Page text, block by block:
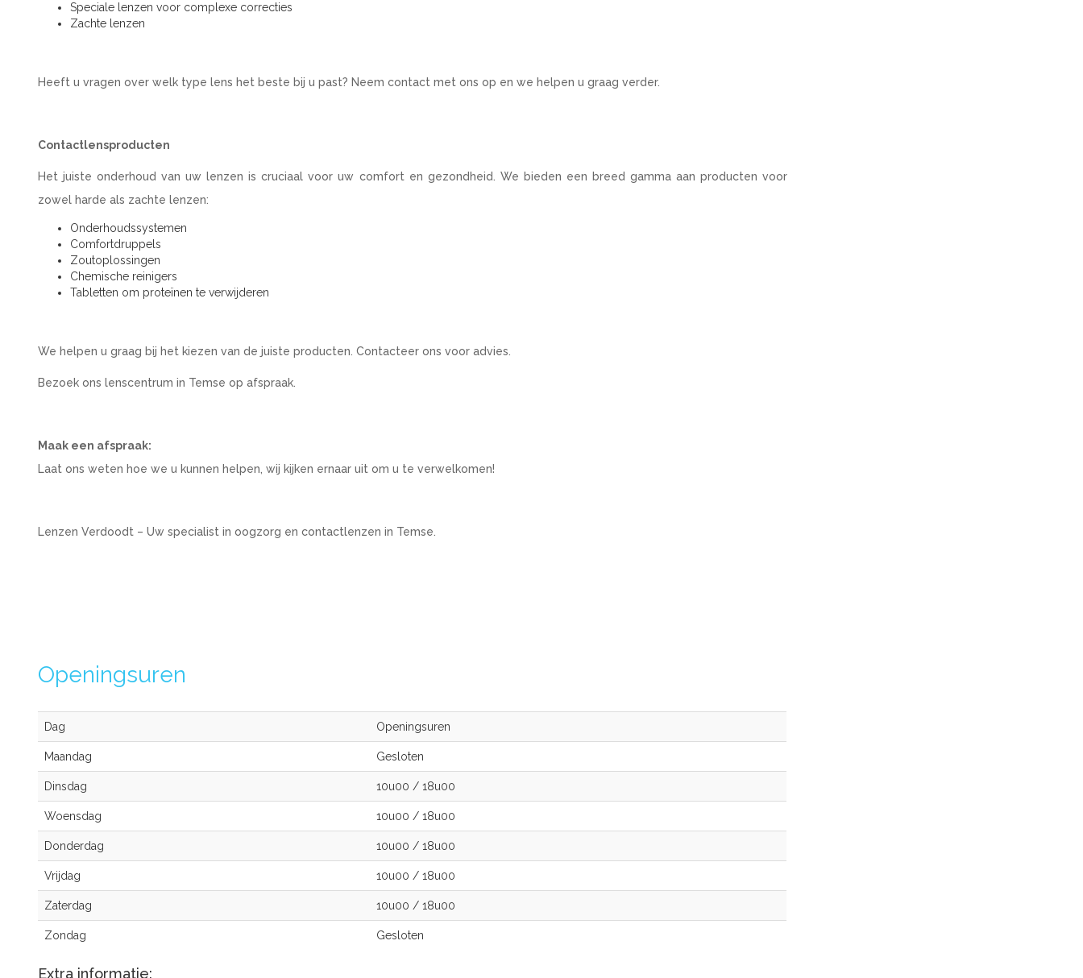
Speciale lenzen voor complexe correcties
Zachte lenzen
Heeft u vragen over welk type lens het beste bij u past? Neem contact met ons op en we helpen u graag verder.
Contactlensproducten
Het juiste onderhoud van uw lenzen is cruciaal voor uw comfort en gezondheid. We bieden een breed gamma aan producten voor
zowel harde als zachte lenzen:
Onderhoudssystemen
Comfortdruppels
Zoutoplossingen
Chemische reinigers
Tabletten om proteïnen te verwijderen
We helpen u graag bij het kiezen van de juiste producten. Contacteer ons voor advies.
Bezoek ons lenscentrum in Temse op afspraak.
Maak een afspraak:
Laat ons weten hoe we u kunnen helpen, wij kijken ernaar uit om u te verwelkomen!
Lenzen Verdoodt – Uw specialist in oogzorg en contactlenzen in Temse.
Openingsuren
Dag Openingsuren
Maandag Gesloten
Dinsdag 10u00 / 18u00
Woensdag 10u00 / 18u00
Donderdag 10u00 / 18u00
Vrijdag 10u00 / 18u00
Zaterdag 10u00 / 18u00
Zondag Gesloten
Extra informatie: